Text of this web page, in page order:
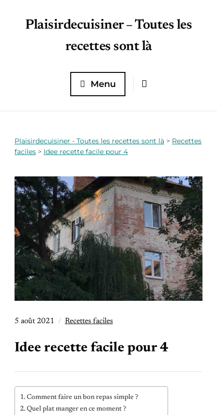
Plaisirdecuisiner – Toutes les
recettes sont là
Menu
Plaisirdecuisiner - Toutes les recettes sont là > Recettes
faciles > Idee recette facile pour 4
5 août 2021 Recettes faciles
Idee recette facile pour 4
Comment faire un bon repas simple ?
Quel plat manger en ce moment ?